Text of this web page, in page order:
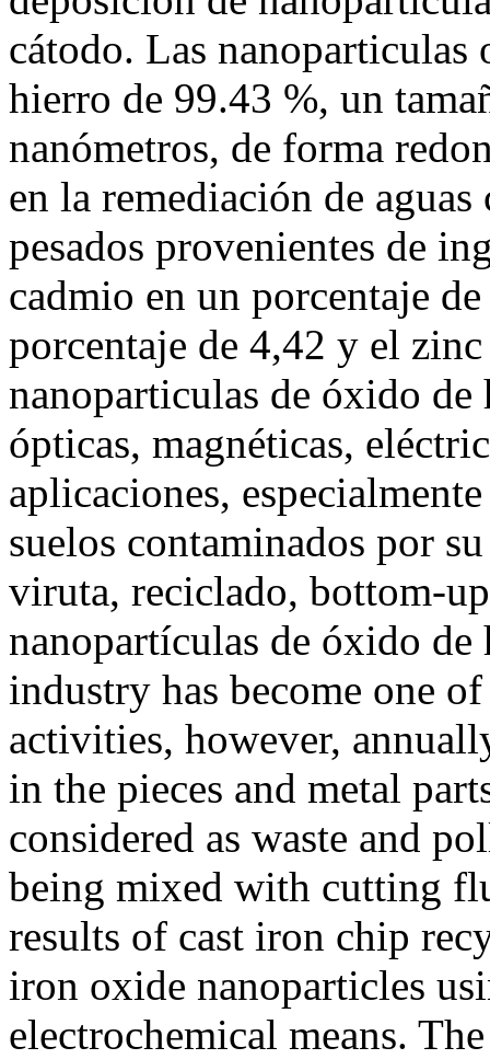
cátodo. Las nanoparticulas
hierro de 99.43 %, un
nanómetros, de forma
en la remediación de
pesados provenientes de
cadmio en un porcentaje
porcentaje de 4,42 y el
nanoparticulas de óxido de
ópticas, magnéticas,
aplicaciones,
suelos contaminados por
viruta, reciclado, bottom-
nanopartículas de óxido
industry has become one
activities, however,
in the pieces and metal
considered as waste and
being mixed with cutting
results of cast iron chip
iron oxide nanoparticles
electrochemical means.